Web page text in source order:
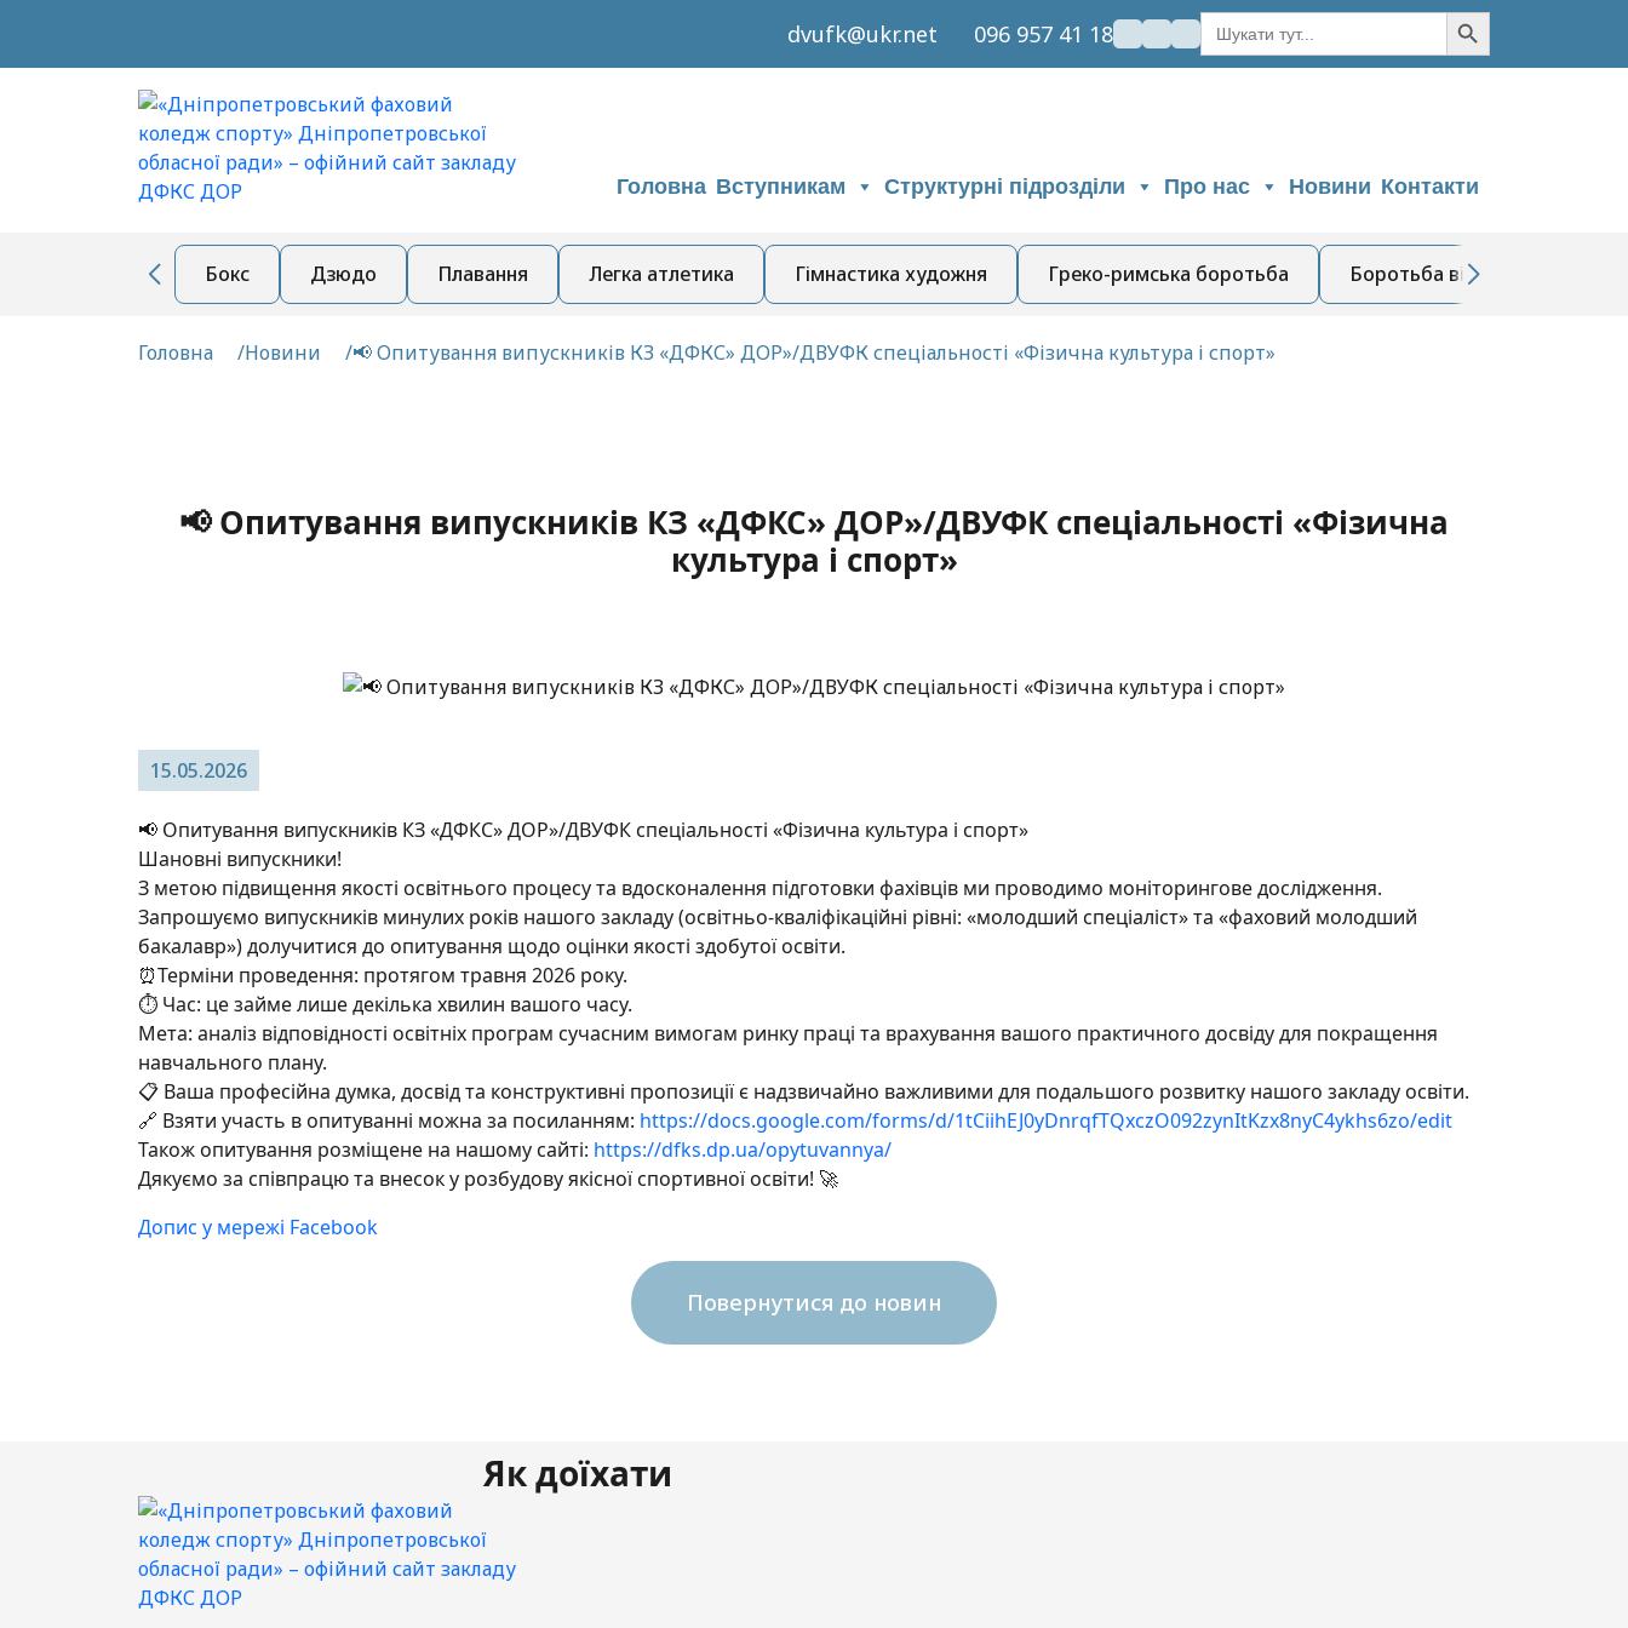
dvufk@ukr.net 096 957 41 18 Шукати: Кнопка пошуку
Головна Вступникам Структурні підрозділи Про нас Новини Контакти
Бокс Дзюдо Плавання Легка атлетика Гімнастика художня Греко-римська боротьба Боротьба вільна
Головна Новини 📢 Опитування випускників КЗ «ДФКС» ДОР»/ДВУФК спеціальності «Фізична культура і спорт»
📢 Опитування випускників КЗ «ДФКС» ДОР»/ДВУФК спеціальності «Фізична
культура і спорт»
15.05.2026
📢 Опитування випускників КЗ «ДФКС» ДОР»/ДВУФК спеціальності «Фізична культура і спорт»
Шановні випускники!
З метою підвищення якості освітнього процесу та вдосконалення підготовки фахівців ми проводимо моніторингове дослідження.
Запрошуємо випускників минулих років нашого закладу (освітньо-кваліфікаційні рівні: «молодший спеціаліст» та «фаховий молодший
бакалавр») долучитися до опитування щодо оцінки якості здобутої освіти.
⏰Терміни проведення: протягом травня 2026 року.
⏱️ Час: це займе лише декілька хвилин вашого часу.
Мета: аналіз відповідності освітніх програм сучасним вимогам ринку праці та врахування вашого практичного досвіду для покращення
навчального плану.
📋 Ваша професійна думка, досвід та конструктивні пропозиції є надзвичайно важливими для подальшого розвитку нашого закладу освіти.
🔗 Взяти участь в опитуванні можна за посиланням: https://docs.google.com/forms/d/1tCiihEJ0yDnrqfTQxczO092zynItKzx8nyC4ykhs6zo/edit
Також опитування розміщене на нашому сайті: https://dfks.dp.ua/opytuvannya/
Дякуємо за співпрацю та внесок у розбудову якісної спортивної освіти! 🚀
Допис у мережі Facebook
Повернутися до новин
Як доїхати